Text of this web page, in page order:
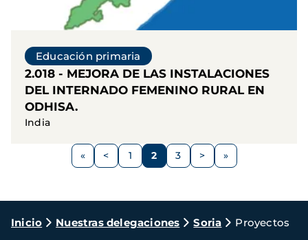
Educación primaria
2.018 - MEJORA DE LAS INSTALACIONES
DEL INTERNADO FEMENINO RURAL EN
ODHISA.
India
Paginación
Página
< Página
1 Página
2 Página
3
Siguiente
>
Ruta
Inicio Nuestras delegaciones Soria Proyectos